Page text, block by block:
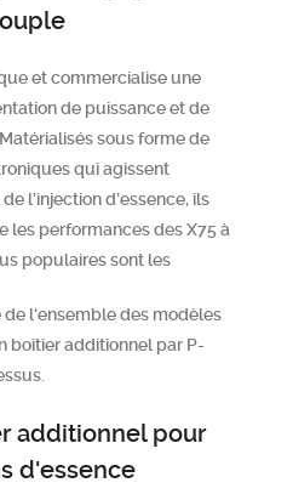
et commercialise une
de puissance et de
. Matérialisés sous forme de
qui agissent
l’injection d’essence, ils
les performances des X75 à
populaires sont les
de l'ensemble des modèles
boitier additionnel par P-
additionnel pour
d'essence